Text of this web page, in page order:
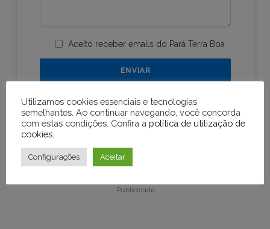
Aceito receber emails do Pará Terra Boa
Publicidade
Publicidade
Utilizamos cookies essenciais e tecnologias
semelhantes. Ao continuar navegando, você concorda
com estas condições. Confira a política de utilização de
cookies
Configurações Aceitar